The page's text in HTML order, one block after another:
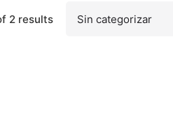
2 results